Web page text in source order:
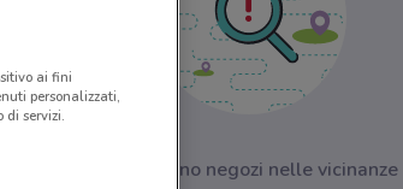
Non ci sono negozi nelle vicinanze
ai fini
personalizzati,
di servizi.